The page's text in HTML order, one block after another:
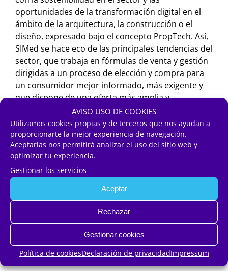
AVISO USO DE COOKIES
Utilizamos cookies propias y de terceros que nos ayudan a
proporcionarte la mejor experiencia de navegación.
Aceptarlas nos permitirá analizar el uso del sitio web y
optimizar tu experiencia.
Gestionar los servicios
Aceptar
Rechazar
Gestionar cookies
Política de cookiesDeclaración de privacidadImpressum
oportunidades de la transformación digital en el
ámbito de la arquitectura, la construcción o el
diseño, expresado bajo el concepto PropTech. Así,
SIMed se hace eco de las principales tendencias del
sector, que trabaja en fórmulas de venta y gestión
dirigidas a un proceso de elección y compra para
un consumidor mejor informado, más exigente y
que dispone de una oferta más amplia y
Junto a ello, el salón reforzará la dimensión
internacional del encuentro, ampliando el
programa de misiones comerciales, objetivo que le
ha llevado a acudir con el Ayuntamiento de Málaga
inmobiliarios del mundo y que se está celebrando
prevé reunir a más de 5.300 inversores
internacionales y representantes de instituciones
países.